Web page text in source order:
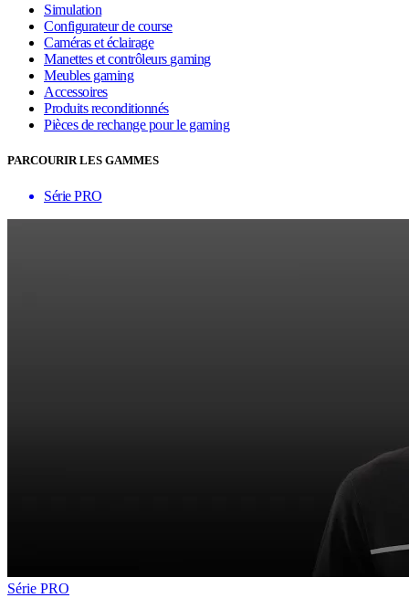
Simulation
Configurateur de course
Caméras et éclairage
Manettes et contrôleurs gaming
Meubles gaming
Accessoires
Produits reconditionnés
Pièces de rechange pour le gaming
PARCOURIR LES GAMMES
Série PRO
Série PRO